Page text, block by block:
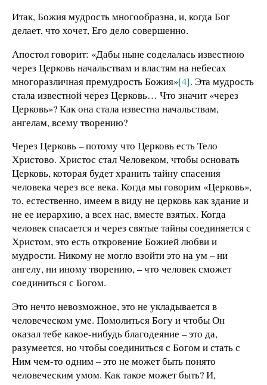
Итак, Божия мудрость многообразна, и, когда Бог
делает, что хочет, Его дело совершенно.
Апостол говорит: «Дабы ныне соделалась известною
через Церковь начальствам и властям на небесах
многоразличная премудрость Божия»[4]. Эта мудрость
стала известной через Церковь… Что значит «через
Церковь»? Как она стала известна начальствам,
ангелам, всему творению?
Через Церковь – потому что Церковь есть Тело
Христово. Христос стал Человеком, чтобы основать
Церковь, которая будет хранить тайну спасения
человека через все века. Когда мы говорим «Церковь»,
то, естественно, имеем в виду не церковь как здание и
не ее иерархию, а всех нас, вместе взятых. Когда
человек спасается и через святые тайны соединяется с
Христом, это есть откровение Божией любви и
мудрости. Никому не могло взойти это на ум – ни
ангелу, ни иному творению, – что человек сможет
соединиться с Богом.
Это нечто невозможное, это не укладывается в
человеческом уме. Помолиться Богу и чтобы Он
оказал тебе какое-нибудь благодеяние – это да,
разумеется, но чтобы соединиться с Богом и стать с
Ним чем-то одним – это не может быть понято
человеческим умом. Как такое может быть? И,